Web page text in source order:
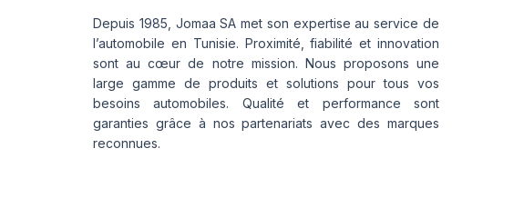
Depuis 1985, Jomaa SA met son expertise au service de
l’automobile en Tunisie. Proximité, fiabilité et innovation
sont au cœur de notre mission. Nous proposons une
large gamme de produits et solutions pour tous vos
besoins automobiles. Qualité et performance sont
garanties grâce à nos partenariats avec des marques
reconnues.